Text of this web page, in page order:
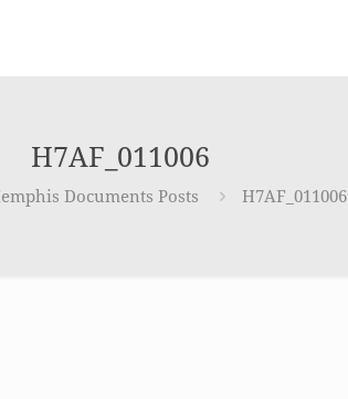
H7AF_011006
Documents Posts H7AF_011006